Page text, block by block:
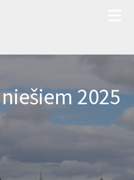
2025